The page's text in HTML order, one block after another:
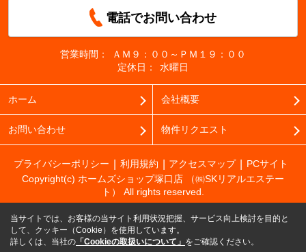
電話でお問い合わせ
営業時間：
ＡＭ９：００～ＰＭ１９：００
定休日：
水曜日
ホーム 会社概要
お問い合わせ 物件リクエスト
プライバシーポリシー 利用規約 アクセスマップ
PCサイト
Copyright(c) ホームズショップ塚口店 （㈱SKリアルエステー
ト） All rights reserved.
当サイトでは、お客様の当サイト利用状況把握、サービス向上検討を目的と
して、クッキー（Cookie）を使用しています。
詳しくは、当社の 「Cookieの取扱いについて」 をご確認ください。